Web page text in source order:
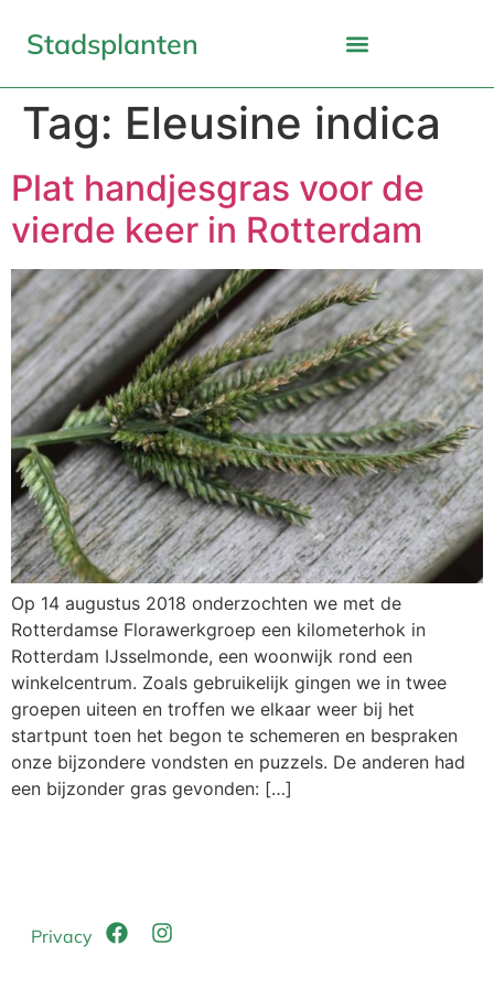
Stadsplanten
Tag: Eleusine indica
Plat handjesgras voor de
vierde keer in Rotterdam
Op 14 augustus 2018 onderzochten we met de
Rotterdamse Florawerkgroep een kilometerhok in
Rotterdam IJsselmonde, een woonwijk rond een
winkelcentrum. Zoals gebruikelijk gingen we in twee
groepen uiteen en troffen we elkaar weer bij het
startpunt toen het begon te schemeren en bespraken
onze bijzondere vondsten en puzzels. De anderen had
een bijzonder gras gevonden: […]
Privacy